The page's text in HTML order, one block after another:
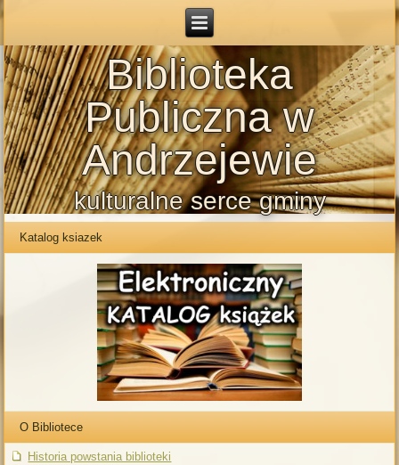
Biblioteka
Publiczna w
Andrzejewie
kulturalne serce gminy
Katalog ksiazek
O Bibliotece
Historia powstania biblioteki